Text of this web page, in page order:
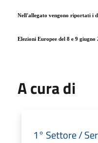
Nell'allegato vengono riportati i
Elezioni Europee del 8 e 9 giugno
A cura di
1° Settore /